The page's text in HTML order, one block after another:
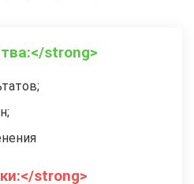
strong>
strong>